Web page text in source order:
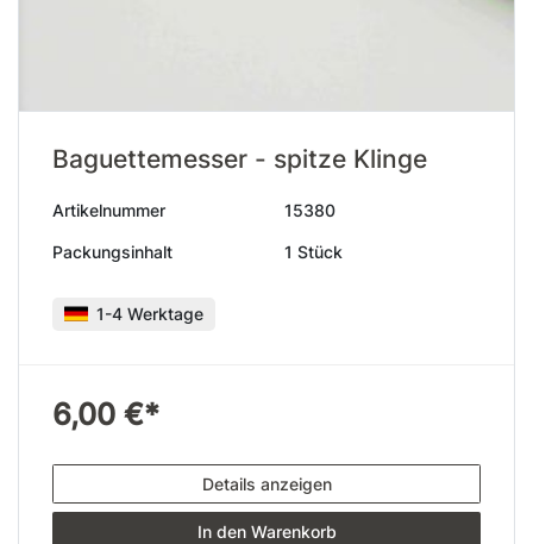
Baguettemesser - spitze Klinge
Artikelnummer 15380
Packungsinhalt 1 Stück
1-4 Werktage
6,00 €*
Details anzeigen
In den Warenkorb